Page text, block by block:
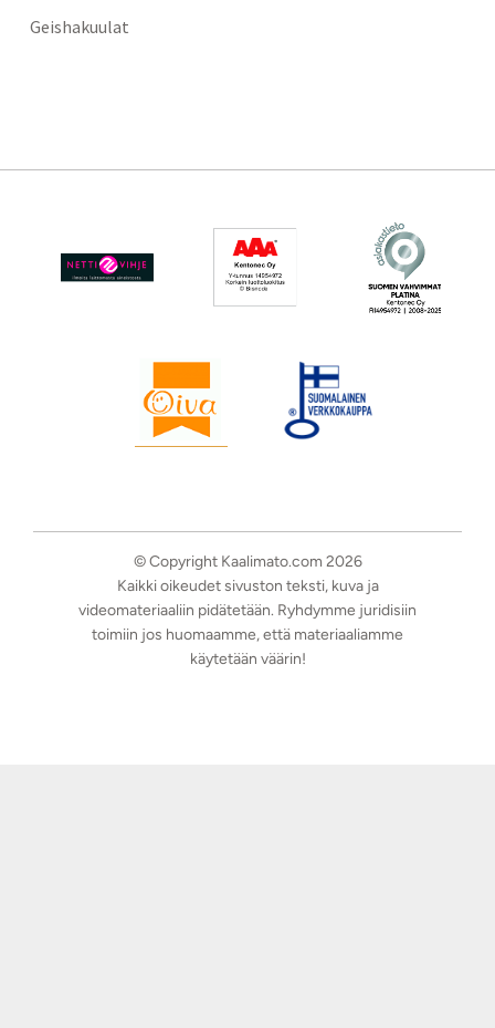
Geishakuulat
© Copyright Kaalimato.com 2026
Kaikki oikeudet sivuston teksti, kuva ja
videomateriaaliin pidätetään. Ryhdymme juridisiin
toimiin jos huomaamme, että materiaaliamme
käytetään väärin!